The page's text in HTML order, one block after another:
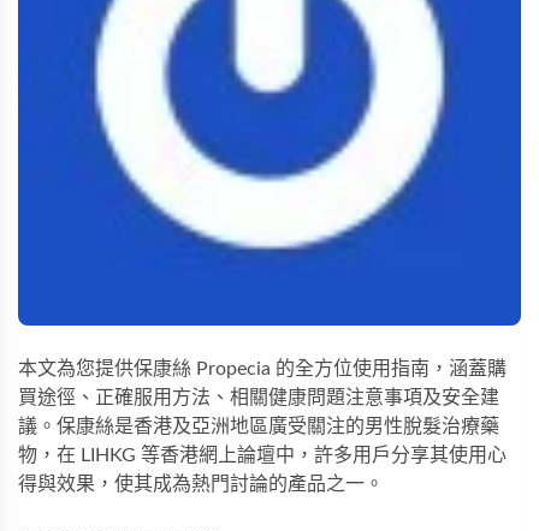
本文為您提供保康絲 Propecia 的全方位使用指南，涵蓋購
買途徑、正確服用方法、相關健康問題注意事項及安全建
議。保康絲是香港及亞洲地區廣受關注的男性脫髮治療藥
物，在 LIHKG 等香港網上論壇中，許多用戶分享其使用心
得與效果，使其成為熱門討論的產品之一。